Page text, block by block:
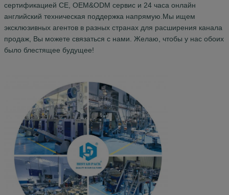
сертификацией CE, OEM&ODM сервис и 24 часа онлайн
английский техническая поддержка напрямую.Мы ищем
эксклюзивных агентов в разных странах для расширения канала
продаж, Вы можете связаться с нами.
Желаю, чтобы у нас обоих
было блестящее будущее!